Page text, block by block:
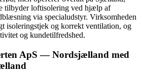
tilbyder loftisolering ved hjælp af
via specialudstyr. Virksomheden
isoleringstjek og korrekt ventilation, og
og kundetilfredshed.
ApS — Nordsjælland med